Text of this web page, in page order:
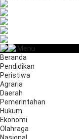
Menu
Beranda
Pendidikan
Peristiwa
Agraria
Daerah
Pemerintahan
Hukum
Ekonomi
Olahraga